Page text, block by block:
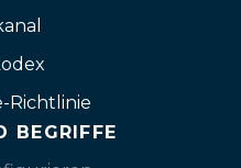
Richtlinie
BEGRIFFE